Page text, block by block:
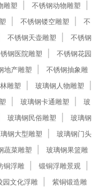
雕塑
不锈钢动物雕塑
不锈钢镂空雕塑
不
不锈钢天壶雕塑
不锈钢
钢医院雕塑
不锈钢花园
地产雕塑
不锈钢抽象雕
雕塑
玻璃钢人物雕塑
玻璃钢卡通雕塑
玻
玻璃钢民俗雕塑
玻璃钢
钢大型雕塑
玻璃钢门头
蔬菜雕塑
玻璃钢果篮雕
铜浮雕
锻铜浮雕景观
园文化浮雕
紫铜锻造雕